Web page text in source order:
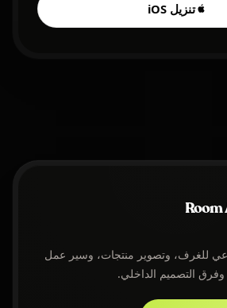
تنزيل iOS
Room
للغرف، وتصوير منتجات، وسير عمل
وفرق التصميم الداخلي.